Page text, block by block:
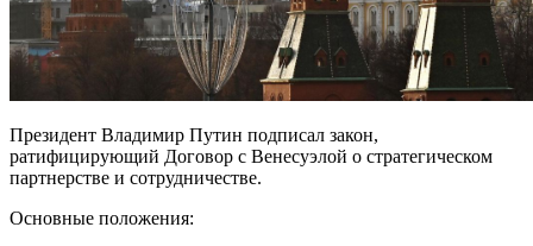
Президент Владимир Путин подписал закон,
ратифицирующий Договор с Венесуэлой о стратегическом
партнерстве и сотрудничестве.
Основные положения: